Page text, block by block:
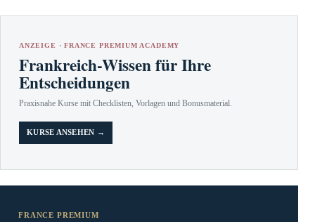
ANZEIGE · FRANCE PREMIUM ACADEMY
Frankreich-Wissen für Ihre
Entscheidungen
Praxisnahe Kurse mit Checklisten, Vorlagen und Bonusmaterial.
KURSE ANSEHEN →
FRANCE PREMIUM